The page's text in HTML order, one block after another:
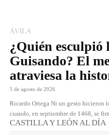
ÁVILA
¿Quién esculpió
Guisando? El
atraviesa la
5 de agosto de 2026
Ricardo Ortega Ni un gesto hicieron los graníticos Toros de Guisando
cuando, en septiembre de 1468, se
CASTILLA Y LEÓN AL DÍA